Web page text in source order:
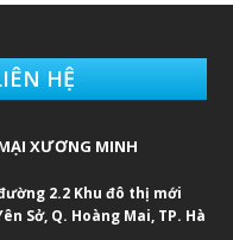
HỆ
XƯƠNG MINH
2.2 Khu đô thị mới
Sở, Q. Hoàng Mai, TP. Hà